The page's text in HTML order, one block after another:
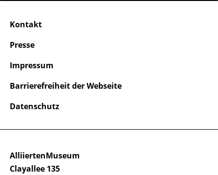
AlliiertenMuseum
Clayallee 135
Kontakt
Presse
Impressum
Barrierefreiheit der Webseite
Datenschutz